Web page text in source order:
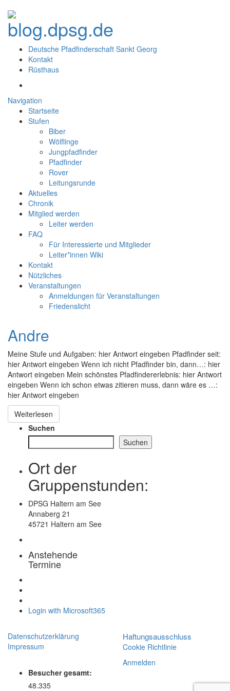
Deutsche Pfadfinderschaft Sankt Georg
Kontakt
Rüsthaus
Navigation
Startseite
Stufen
Biber
Wölflinge
Jungpfadfinder
Pfadfinder
Rover
Leitungsrunde
Aktuelles
Chronik
Mitglied werden
Leiter werden
FAQ
Für Interessierte und Mitglieder
Leiter*innen Wiki
Kontakt
Nützliches
Veranstaltungen
Anmeldungen für Veranstaltungen
Friedenslicht
Andre
Meine Stufe und Aufgaben: hier Antwort eingeben Pfadfinder seit:
hier Antwort eingeben Wenn ich nicht Pfadfinder bin, dann…: hier
Antwort eingeben Mein schönstes Pfadfindererlebnis: hier Antwort
eingeben Wenn ich schon etwas zitieren muss, dann wäre es …:
hier Antwort eingeben
Weiterlesen
Suchen
Suchen
Ort der
Gruppenstunden:
DPSG Haltern am See
Annaberg 21
45721 Haltern am See
Anstehende
Termine
Login with Microsoft365
Datenschutzerklärung
Impressum
Haftungsausschluss
Cookie Richtlinie
Besucher gesamt:
48.335
Anmelden